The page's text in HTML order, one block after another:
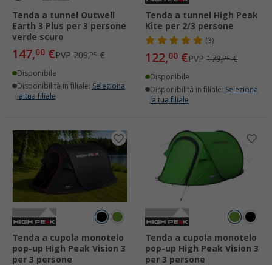
Tenda a tunnel Outwell
Earth 3 Plus per 3 persone
verde scuro
147,00 €PVP 209,95€
Disponibile
Disponibilità in filiale: Seleziona
la tua filiale
Tenda a tunnel High Peak
Kite per 2/3 persone
(3)
122,00 €PVP 179,95€
Disponibile
Disponibilità in filiale: Seleziona
la tua filiale
Tenda a cupola monotelo
pop-up High Peak Vision 3
per 3 persone
Tenda a cupola monotelo
pop-up High Peak Vision 3
per 3 persone